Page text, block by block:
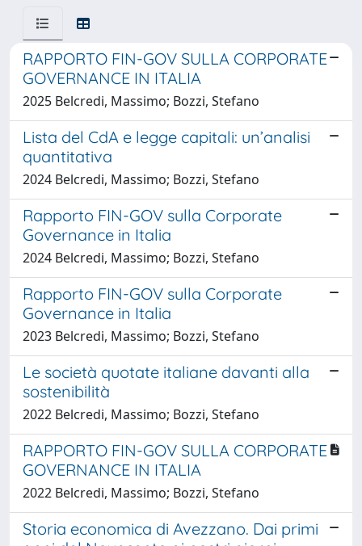
RAPPORTO FIN-GOV SULLA CORPORATE
GOVERNANCE IN ITALIA
2025 Belcredi, Massimo; Bozzi, Stefano
Lista del CdA e legge capitali: un’analisi
quantitativa
2024 Belcredi, Massimo; Bozzi, Stefano
Rapporto FIN-GOV sulla Corporate
Governance in Italia
2024 Belcredi, Massimo; Bozzi, Stefano
Rapporto FIN-GOV sulla Corporate
Governance in Italia
2023 Belcredi, Massimo; Bozzi, Stefano
Le società quotate italiane davanti alla
sostenibilità
2022 Belcredi, Massimo; Bozzi, Stefano
RAPPORTO FIN-GOV SULLA CORPORATE
GOVERNANCE IN ITALIA
2022 Belcredi, Massimo; Bozzi, Stefano
Storia economica di Avezzano. Dai primi